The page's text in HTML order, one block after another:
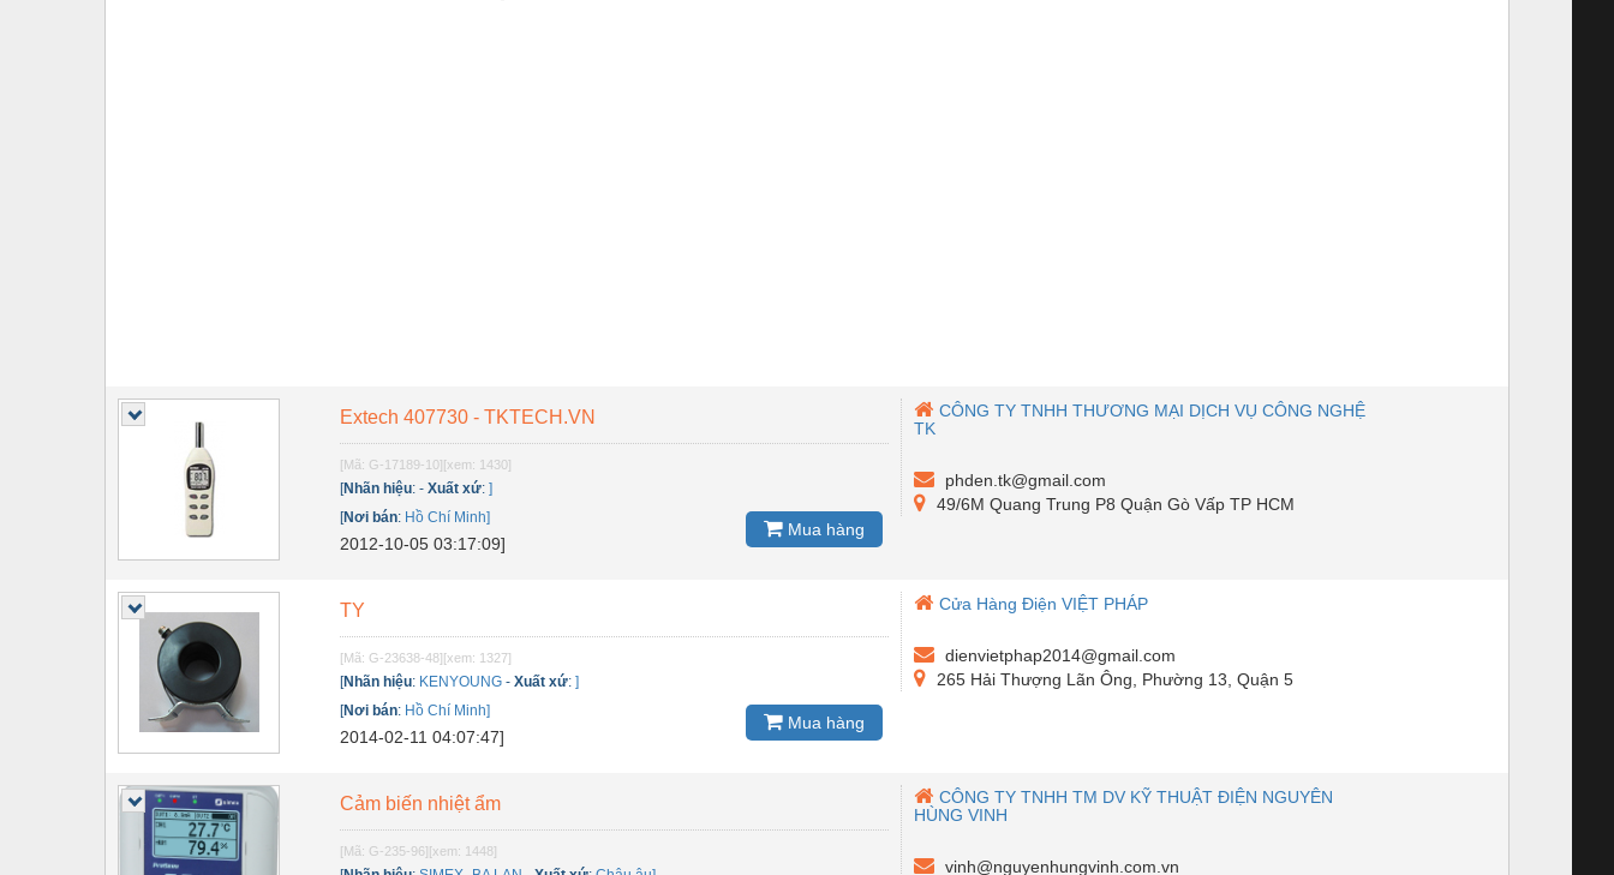
Extech 407730 - TKTECH.VN
[Mã: G-17189-10][xem: 1430]
[Nhãn hiệu:-Xuất xứ:]
[Nơi bán: Hồ Chí Minh]
2012-10-05 03:17:09]
Mua hàng
CÔNG TY TNHH THƯƠNG MẠI DỊCH VỤ CÔNG NGHỆ
TK
phden.tk@gmail.com
49/6M Quang Trung P8 Quận Gò Vấp TP HCM
TY
[Mã: G-23638-48][xem: 1327]
[Nhãn hiệu: KENYOUNG -Xuất xứ:]
[Nơi bán: Hồ Chí Minh]
2014-02-11 04:07:47]
Mua hàng
Cửa Hàng Điện VIỆT PHÁP
dienvietphap2014@gmail.com
265 Hải Thượng Lãn Ông, Phường 13, Quận 5
Cảm biến nhiệt ẩm
[Mã: G-235-96][xem: 1448]
CÔNG TY TNHH TM DV KỸ THUẬT ĐIỆN NGUYÊN
HÙNG VINH
vinh@nguyenhungvinh.com.vn